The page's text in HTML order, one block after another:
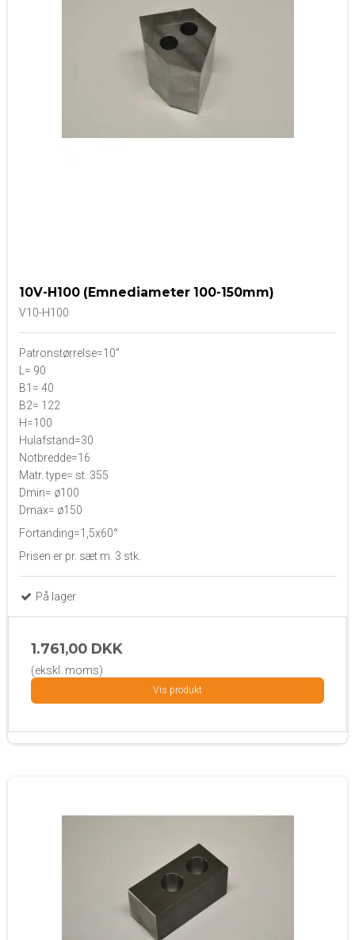
10V-H100 (Emnediameter 100-150mm)
V10-H100
Patronstørrelse=10”
L= 90
B1= 40
B2= 122
H=100
Hulafstand=30
Notbredde=16
Matr. type= st. 355
Dmin= ø100
Dmax= ø150
Fortanding=1,5x60°
Prisen er pr. sæt m. 3 stk.
På lager
1.761,00 DKK
(ekskl. moms)
Vis produkt